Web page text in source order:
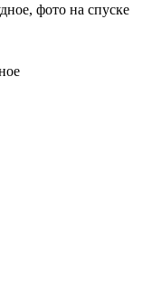
фото на спуске